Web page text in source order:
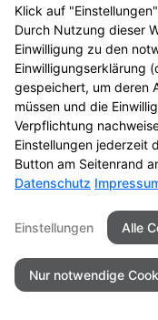
Klick auf
Durch Nutzung dieser
Einwilligung zu den
Einwilligungserklärung
gespeichert, um deren
müssen und die
Verpflichtung
Einstellungen jederzeit
Button am Seitenrand
Datenschutz
Einstellungen Alle
Nur notwendige